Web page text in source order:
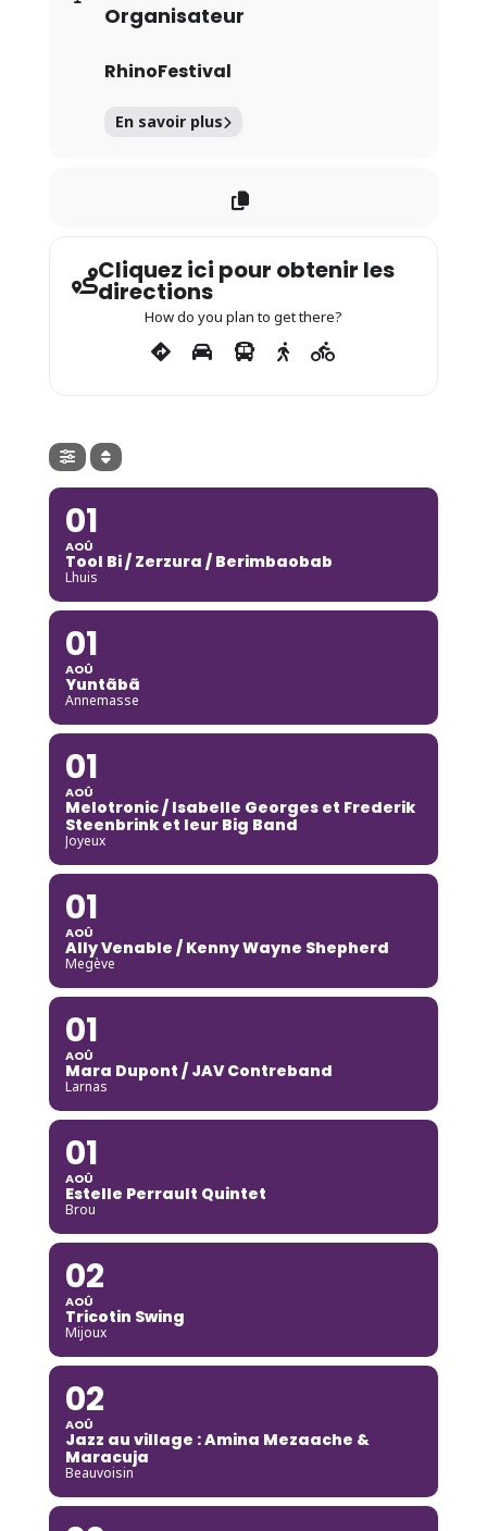
Organisateur
RhinoFestival
En savoir plus
Cliquez ici pour obtenir les
directions
How do you plan to get there?
01
AOÛ
Tool Bi / Zerzura / Berimbaobab
Lhuis
01
AOÛ
Yuntãbã
Annemasse
01
AOÛ
Melotronic / Isabelle Georges et Frederik
Steenbrink et leur Big Band
Joyeux
01
AOÛ
Ally Venable / Kenny Wayne Shepherd
Megève
01
AOÛ
Mara Dupont / JAV Contreband
Larnas
01
AOÛ
Estelle Perrault Quintet
Brou
02
AOÛ
Tricotin Swing
Mijoux
02
AOÛ
Jazz au village : Amina Mezaache &
Maracuja
Beauvoisin